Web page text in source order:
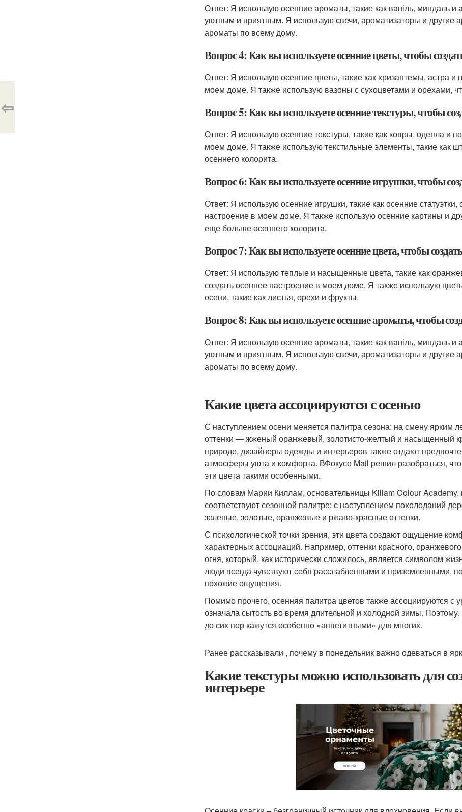
Ответ: Я использую осенние ароматы, такие как ваніль, миндаль
уютным и приятным. Я использую свечи, ароматизаторы и другие
ароматы по всему дому.
Вопрос 4: Как вы используете осенние цветы, чтобы
Ответ: Я использую осенние цветы, такие как хризантемы, астра и
моем доме. Я также использую вазоны с сухоцветами и орехами,
Вопрос 5: Как вы используете осенние текстуры, чтобы
Ответ: Я использую осенние текстуры, такие как ковры, одеяла и
моем доме. Я также использую текстильные элементы, такие как
осеннего колорита.
Вопрос 6: Как вы используете осенние игрушки, чтобы
Ответ: Я использую осенние игрушки, такие как осенние
настроение в моем доме. Я также использую осенние картины и
еще больше осеннего колорита.
Вопрос 7: Как вы используете осенние цвета, чтобы
Ответ: Я использую теплые и насыщенные цвета, такие как
создать осеннее настроение в моем доме. Я также использую
осени, такие как листья, орехи и фрукты.
Вопрос 8: Как вы используете осенние ароматы, чтобы
Ответ: Я использую осенние ароматы, такие как ваніль, миндаль
уютным и приятным. Я использую свечи, ароматизаторы и другие
ароматы по всему дому.
Какие цвета ассоциируются с осенью
С наступлением осени меняется палитра сезона: на смену
оттенки — жженый оранжевый, золотисто-желтый и насыщенный
природе, дизайнеры одежды и интерьеров также отдают
атмосферы уюта и комфорта. ВФокусе Mail решил разобраться, что
эти цвета такими особенными.
По словам Марии Киллам, основательницы Killam Colour
соответствуют сезонной палитре: с наступлением похолоданий
зеленые, золотые, оранжевые и ржаво-красные оттенки.
С психологической точки зрения, эти цвета создают ощущение
характерных ассоциаций. Например, оттенки красного,
огня, который, как исторически сложилось, является символом
люди всегда чувствуют себя расслабленными и приземленными,
похожие ощущения.
Помимо прочего, осенняя палитра цветов также ассоциируются с
означала сытость во время длительной и холодной зимы. Поэтому,
до сих пор кажутся особенно «аппетитными» для многих.
Ранее рассказывали , почему в понедельник важно одеваться в
Какие текстуры можно использовать для
интерьере
⇦